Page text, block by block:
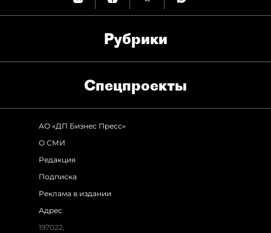
Рубрики
Спец­проекты
АО «ДП Бизнес Пресс»
О СМИ
Редакция
Подписка
Реклама в издании
Адрес
197022,